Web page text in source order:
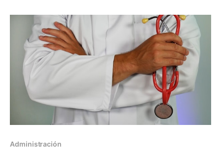
beneficios de establecer políticas de precios y
descuentos estacionales, destacando cómo una
Administración